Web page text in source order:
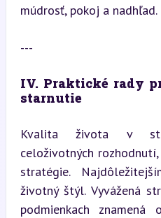
múdrosť, pokoj a nadhľad.
---
IV. Praktické rady
starnutie
Kvalita života v
celoživotných
stratégie.
životný štýl. Vyvážená
podmienkach znamená